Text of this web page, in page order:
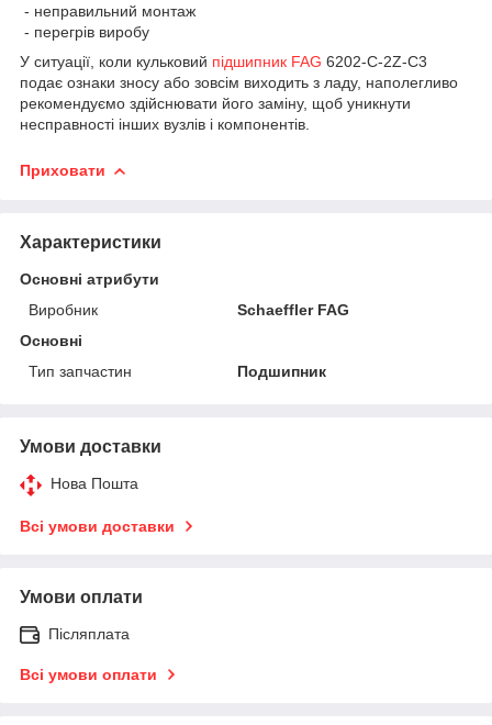
- неправильний монтаж
- перегрів виробу
У ситуації, коли кульковий підшипник FAG 6202-C-2Z-C3
подає ознаки зносу або зовсім виходить з ладу, наполегливо
рекомендуємо здійснювати його заміну, щоб уникнути
несправності інших вузлів і компонентів.
Приховати
Характеристики
Основні атрибути
Виробник
Schaeffler FAG
Основні
Тип запчастин
Подшипник
Умови доставки
Нова Пошта
Всі умови доставки
Умови оплати
Післяплата
Всі умови оплати